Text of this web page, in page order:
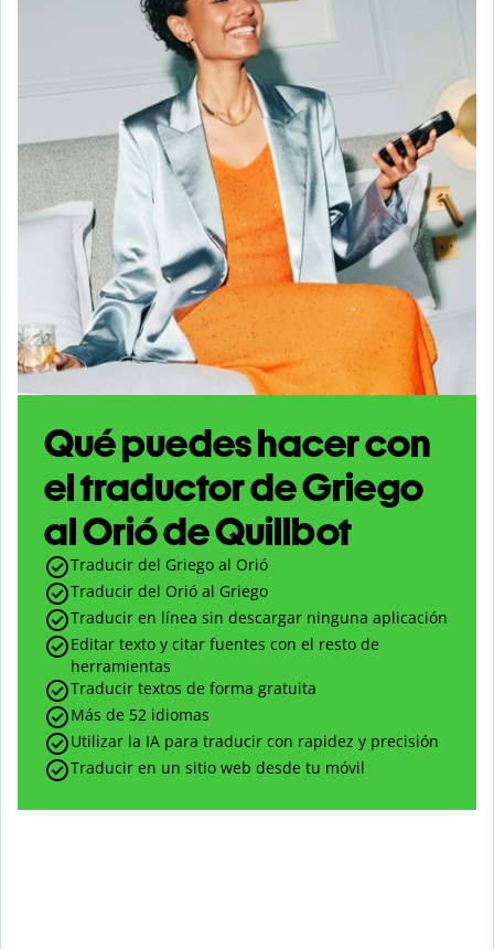
Qué puedes hacer con
el traductor de Griego
al Orió de Quillbot
Traducir del Griego al Orió
Traducir del Orió al Griego
Traducir en línea sin descargar ninguna aplicación
Editar texto y citar fuentes con el resto de
herramientas
Traducir textos de forma gratuita
Más de 52 idiomas
Utilizar la IA para traducir con rapidez y precisión
Traducir en un sitio web desde tu móvil